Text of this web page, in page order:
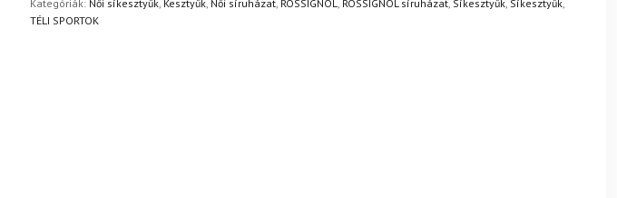
Kategóriák: Női síkesztyűk, Kesztyűk, Női síruházat, ROSSIGNOL ROSSIGNOL síruházat, Síkesztyűk, Síkesztyűk,
TÉLI SPORTOK